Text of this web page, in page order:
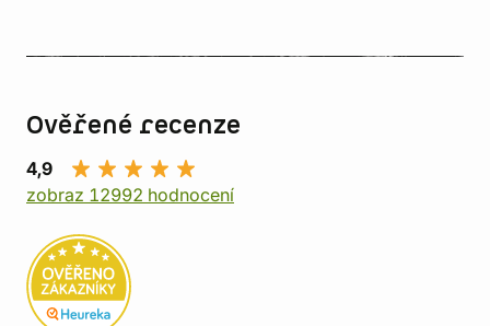
Ověřené recenze
4,9
zobraz 12992 hodnocení